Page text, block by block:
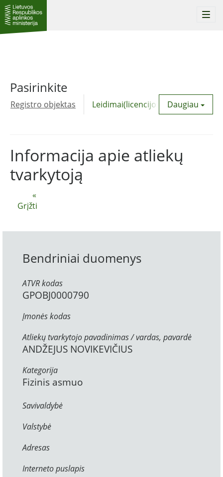
Pasirinkite
Registro objektas Leidimai(licencijos) Daugiau
«
Grįžti
Informacija apie atliekų
tvarkytoją
Bendriniai duomenys
ATVR kodas
GPOBJ0000790
Įmonės kodas
Atliekų tvarkytojo pavadinimas / vardas, pavardė
ANDŽEJUS NOVIKEVIČIUS
Kategorija
Fizinis asmuo
Savivaldybė
Valstybė
Adresas
Interneto puslapis